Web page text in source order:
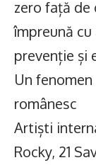
zero față de
împreună
prevenție și
Un
românesc
Artiști
Rocky, 21